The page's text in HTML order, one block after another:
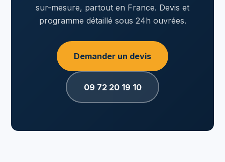
sur-mesure, partout en France. Devis et
programme détaillé sous 24h ouvrées.
Demander un devis
09 72 20 19 10